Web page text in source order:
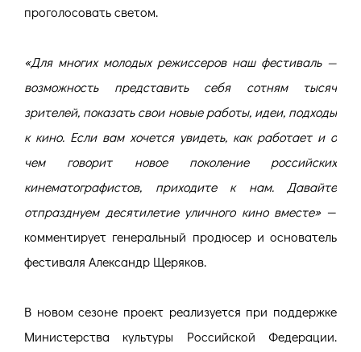
проголосовать светом.
«Для многих молодых режиссеров наш фестиваль —
возможность представить себя сотням тысяч
зрителей, показать свои новые работы, идеи, подходы
к кино. Если вам хочется увидеть, как работает и о
чем говорит новое поколение российских
кинематографистов, приходите к нам. Давайте
отпразднуем десятилетие уличного кино вместе»—
комментирует генеральный продюсер и основатель
фестиваля Александр Щеряков.
В новом сезоне проект реализуется при поддержке
Министерства культуры Российской Федерации.